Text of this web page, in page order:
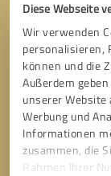
Diese Webseite
Wir verwenden
personalisieren,
können und die
Außerdem
unserer Website
Werbung und
Informationen
zusammen, die
Rahmen Ihrer